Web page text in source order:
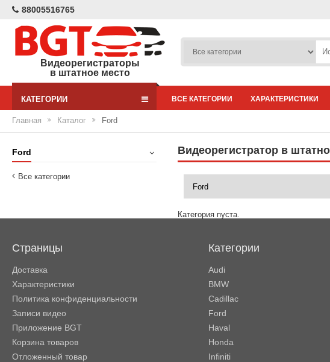
88005516765
Видеорегистраторы
в штатное место
КАТЕГОРИИ ВСЕ КАТЕГОРИИ ХАРАКТЕРИСТИКИ
Главная Каталог Ford
Ford
Все категории
Видеорегистратор в
Категория пуста.
Страницы
Доставка
Характеристики
Политика конфиденциальности
Записи видео
Приложение BGT
Корзина товаров
Отложенный товар
Категории
Audi
BMW
Cadillac
Ford
Haval
Honda
Infiniti